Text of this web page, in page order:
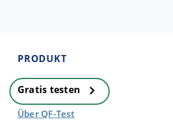
PRODUKT
Gratis testen
Über QF-Test